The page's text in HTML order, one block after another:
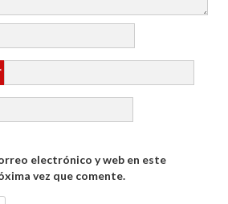
electrónico y web en este
vez que comente.